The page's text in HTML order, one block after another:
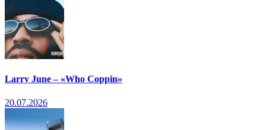
Larry June – «Who Coppin»
20.07.2026